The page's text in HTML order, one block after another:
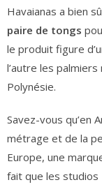
Havaianas a bien
paire de tongs
le produit figure
l’autre les palmiers
Polynésie.
Savez-vous qu’en
métrage et de la
Europe, une
fait que les studios